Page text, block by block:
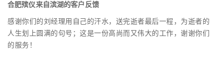
合肥殡仪来自滨湖的客户反馈
感谢你们的刘经理用自己的汗水，送完逝者最后一程，为逝者的
人生划上圆满的句号；这是一份高尚而又伟大的工作，谢谢你们
的服务！